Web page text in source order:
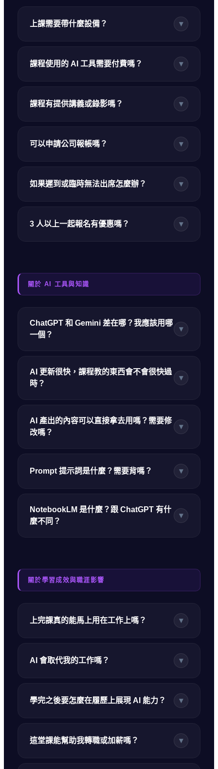
上課需要帶什麼設備？ ▾
課程使用的 AI 工具需要付費嗎？ ▾
課程有提供講義或錄影嗎？ ▾
可以申請公司報帳嗎？ ▾
如果遲到或臨時無法出席怎麼辦？ ▾
3 人以上一起報名有優惠嗎？ ▾
關於 AI 工具與知識
ChatGPT 和 Gemini 差在哪？我應該用哪
一個？
▾
AI 更新很快，課程教的東西會不會很快過
時？
▾
AI 產出的內容可以直接拿去用嗎？需要修
改嗎？
▾
Prompt 提示詞是什麼？需要背嗎？ ▾
NotebookLM 是什麼？跟 ChatGPT 有什
麼不同？
▾
關於學習成效與職涯影響
上完課真的能馬上用在工作上嗎？ ▾
AI 會取代我的工作嗎？ ▾
學完之後要怎麼在履歷上展現 AI 能力？ ▾
這堂課能幫助我轉職或加薪嗎？ ▾